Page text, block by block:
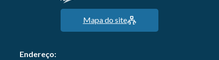
Mapa do site
Endereço: